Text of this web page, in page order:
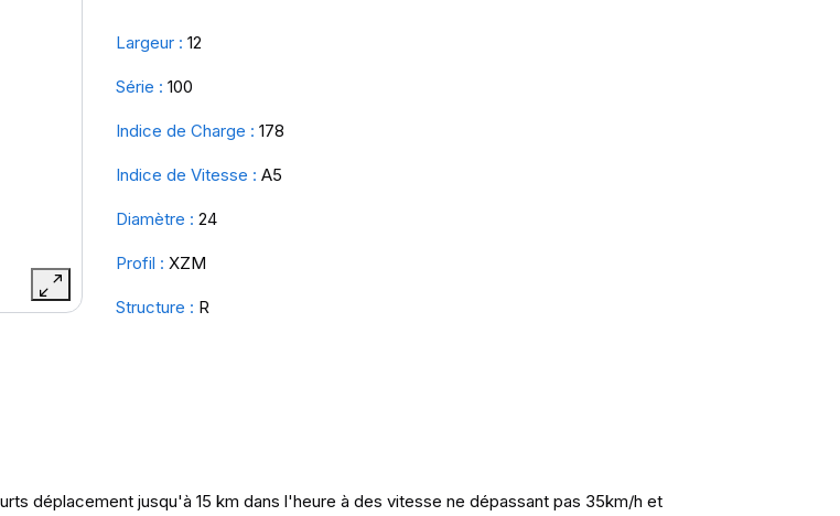
Largeur : 12
Série : 100
Indice de Charge : 178
Indice de Vitesse : A5
Diamètre : 24
Profil : XZM
Structure : R
déplacement jusqu'à 15 km dans l'heure à des vitesse ne dépassant pas 35km/h et